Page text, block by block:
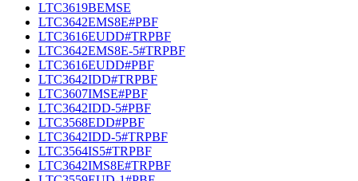
LTC3619BEMSE
LTC3642EMS8E#PBF
LTC3616EUDD#TRPBF
LTC3642EMS8E-5#TRPBF
LTC3616EUDD#PBF
LTC3642IDD#TRPBF
LTC3607IMSE#PBF
LTC3642IDD-5#PBF
LTC3568EDD#PBF
LTC3642IDD-5#TRPBF
LTC3564IS5#TRPBF
LTC3642IMS8E#TRPBF